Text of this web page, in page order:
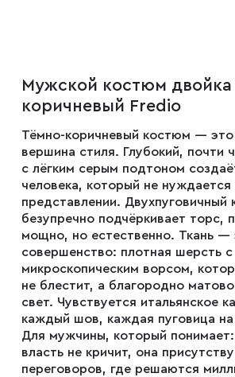
Мужские туфли
Дублёнки
Жилеты
Куртки
Рубашки
Брюки
Мужской костюм двойка
коричневый Fredio
Тёмно-коричневый костюм —
вершина стиля. Глубокий, почти
с лёгким серым подтоном
человека, который не нуждается
представлении. Двухпуговичный
безупречно подчёркивает торс,
мощно, но естественно. Ткань —
совершенство: плотная шерсть с
микроскопическим ворсом,
не блестит, а благородно
свет. Чувствуется итальянское
каждый шов, каждая пуговица
Для мужчины, который
власть не кричит, она
переговоров, где решаются